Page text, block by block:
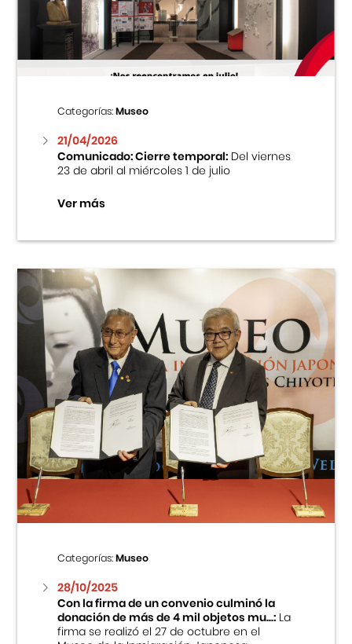
Centro Cultural Peruano Japonés
Museo de la Inmigración Japonesa
Fondo Editorial
Teatro Peruano Japonés
Categorías:Museo
21/04/2026
Comunicado: Cierre temporal:Del viernes
23 de abril al miércoles 1 de julio
Ver más
Categorías:Museo
28/10/2025
Con la firma de un convenio culminó la
donación de más de 4 mil objetos mu...:La
firma se realizó el 27 de octubre en el